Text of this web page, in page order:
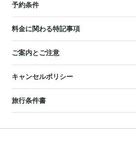
予約条件
料金に関わる特記事項
ご案内とご注意
キャンセルポリシー
旅行条件書